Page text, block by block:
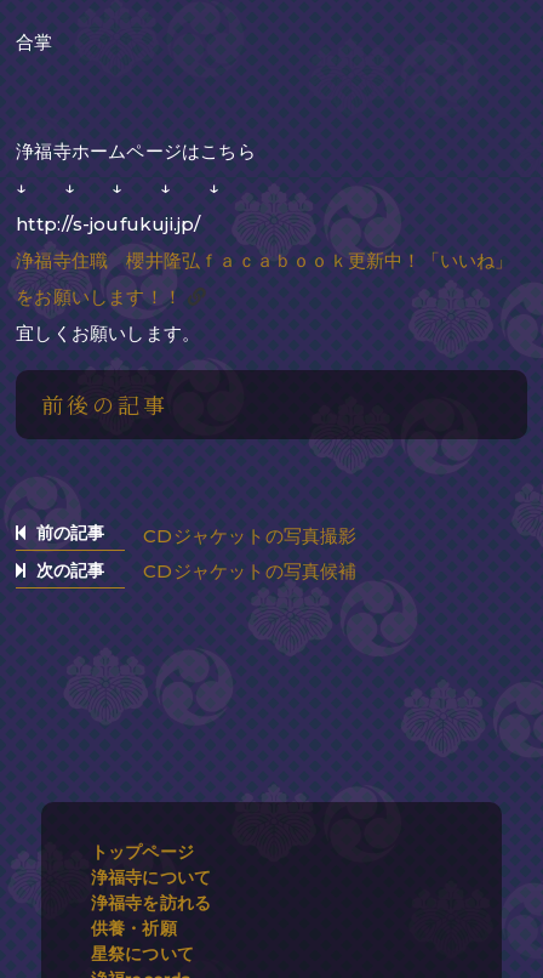
合掌
浄福寺ホームページはこちら
↓ ↓ ↓ ↓ ↓
http://s-joufukuji.jp/
浄福寺住職 櫻井隆弘ｆａｃａｂｏｏｋ更新中！「いいね」
をお願いします！！
宜しくお願いします。
前後の記事
前の記事 CDジャケットの写真撮影
次の記事 CDジャケットの写真候補
トップページ
浄福寺について
浄福寺を訪れる
供養・祈願
星祭について